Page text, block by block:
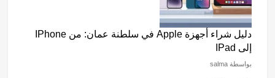
دليل شراء أجهزة Apple في سلطنة عمان: من IPhone
إلى IPad
بواسطة salma